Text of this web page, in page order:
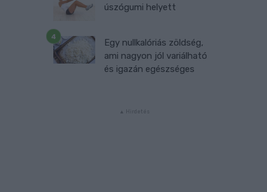
úszógumi helyett
Egy nullkalóriás zöldség,
ami nagyon jól variálható
és igazán egészséges